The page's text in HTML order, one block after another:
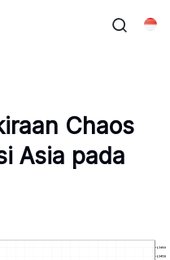
Chaos
Asia pada